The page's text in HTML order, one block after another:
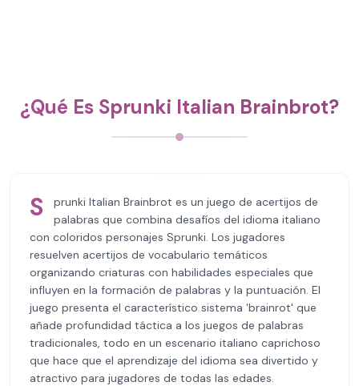
¿Qué Es Sprunki Italian Brainbrot?
S
prunki Italian Brainbrot es un juego de acertijos de
palabras que combina desafíos del idioma italiano
con coloridos personajes Sprunki. Los jugadores
resuelven acertijos de vocabulario temáticos
organizando criaturas con habilidades especiales que
influyen en la formación de palabras y la puntuación. El
juego presenta el característico sistema 'brainrot' que
añade profundidad táctica a los juegos de palabras
tradicionales, todo en un escenario italiano caprichoso
que hace que el aprendizaje del idioma sea divertido y
atractivo para jugadores de todas las edades.